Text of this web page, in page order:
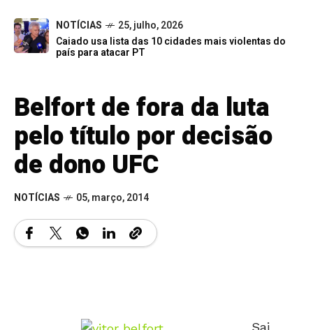
NOTÍCIAS
25, julho, 2026
Caiado usa lista das 10 cidades mais violentas do
país para atacar PT
Belfort de fora da luta
pelo título por decisão
de dono UFC
NOTÍCIAS 05, março, 2014
Vitor